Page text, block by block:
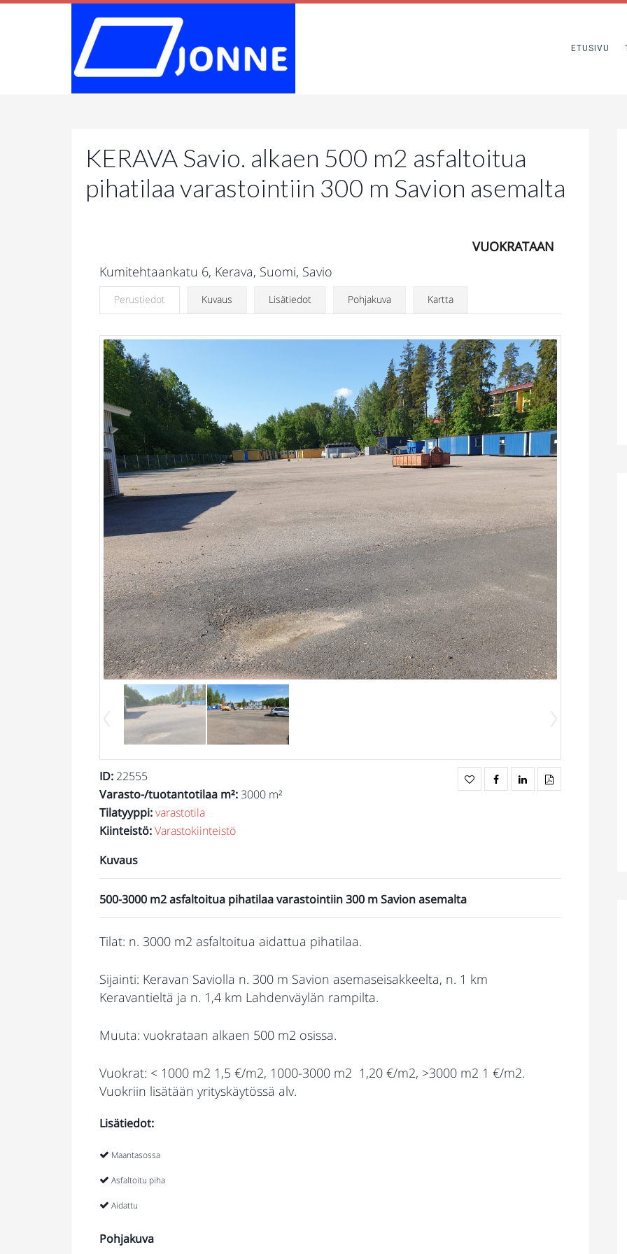
ETUSIVU
KERAVA Savio. alkaen 500 m2 asfaltoitua
pihatilaa varastointiin 300 m Savion asemalta
VUOKRATAAN
Kumitehtaankatu 6, Kerava, Suomi, Savio
Perustiedot Kuvaus Lisätiedot Pohjakuva Kartta
ID: 22555
Varasto-/tuotantotilaa m²:3000 m²
Tilatyyppi:varastotila
Kiinteistö:Varastokiinteistö
Kuvaus
500-3000 m2 asfaltoitua pihatilaa varastointiin 300 m Savion asemalta
Tilat: n. 3000 m2 asfaltoitua aidattua pihatilaa.
Sijainti: Keravan Saviolla n. 300 m Savion asemaseisakkeelta, n. 1 km
Keravantieltä ja n. 1,4 km Lahdenväylän rampilta.
Muuta: vuokrataan alkaen 500 m2 osissa.
Vuokrat: < 1000 m2 1,5 €/m2, 1000-3000 m2 1,20 €/m2, >3000 m2 1 €/m2.
Vuokriin lisätään yrityskäytössä alv.
Lisätiedot:
Maantasossa
Asfaltoitu piha
Aidattu
Pohjakuva